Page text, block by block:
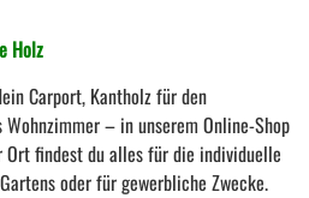
Holz
Carport, Kantholz für den
– in unserem Online-Shop
Ort findest du alles für die individuelle
oder für gewerbliche Zwecke.